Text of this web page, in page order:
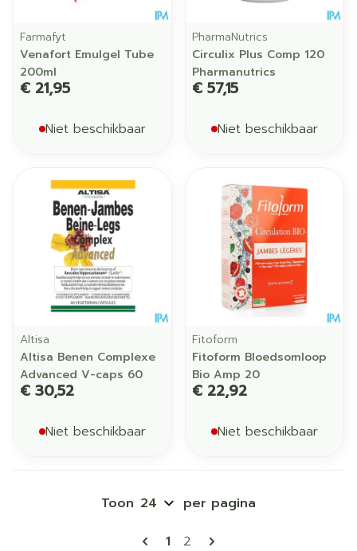
Farmafyt
Venafort Emulgel Tube
200ml
€ 21,95
Niet beschikbaar
PharmaNutrics
Circulix Plus Comp 120
Pharmanutrics
€ 57,15
Niet beschikbaar
Altisa
Altisa Benen Complexe
Advanced V-caps 60
€ 30,52
Niet beschikbaar
Fitoform
Fitoform Bloedsomloop
Bio Amp 20
€ 22,92
Niet beschikbaar
Pagina's
U lees momenteel pagina
1 Pagina
2
Toon per pagina